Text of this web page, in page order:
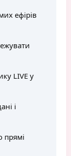
ефірів
LIVE у
і
прямі